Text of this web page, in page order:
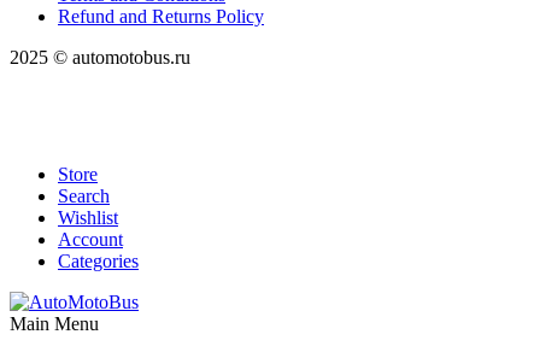
Refund and Returns Policy
2025 © automotobus.ru
Store
Search
Wishlist
Account
Categories
Main Menu